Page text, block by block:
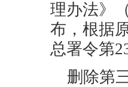
理办法》
布，根据
总署令第
删除第